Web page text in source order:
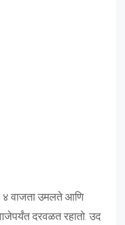
४ वाजता उमलते आणि
दरवळत रहातो. उद